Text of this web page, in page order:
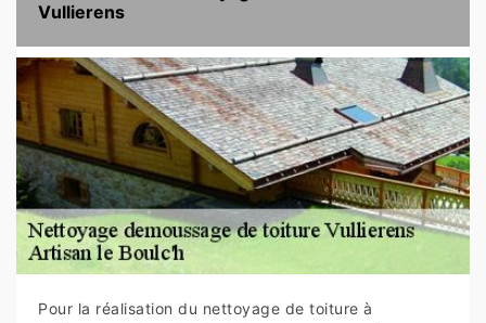
Vullierens
Pour la réalisation du nettoyage de toiture à